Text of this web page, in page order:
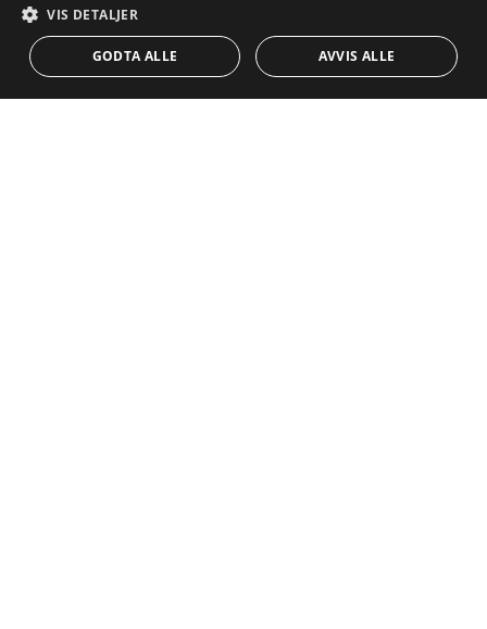
Veiledninger
Team
Blogg
Frontline Beach
KONTAKT DUTCH
VIS DETALJER
GODTA ALLE AVVIS ALLE